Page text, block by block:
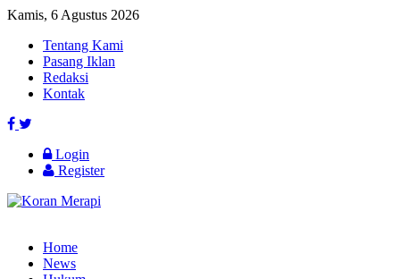
Kamis, 6 Agustus 2026
Tentang Kami
Pasang Iklan
Redaksi
Kontak
Login
Register
Home
News